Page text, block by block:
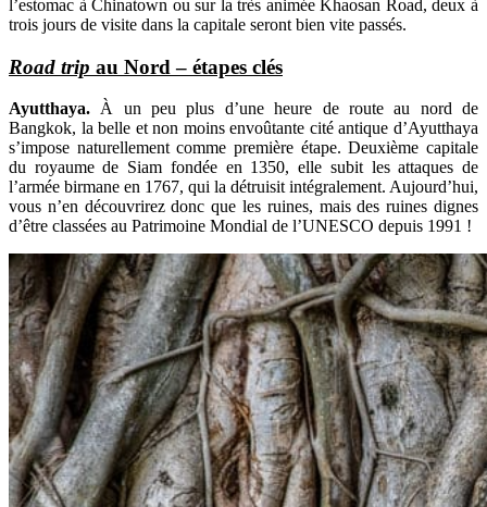
l’estomac à Chinatown ou sur la très animée Khaosan Road, deux à
trois jours de visite dans la capitale seront bien vite passés.
Road trip au Nord – étapes clés
Ayutthaya. À un peu plus d’une heure de route au nord de
Bangkok, la belle et non moins envoûtante cité antique d’Ayutthaya
s’impose naturellement comme première étape. Deuxième capitale
du royaume de Siam fondée en 1350, elle subit les attaques de
l’armée birmane en 1767, qui la détruisit intégralement. Aujourd’hui,
vous n’en découvrirez donc que les ruines, mais des ruines dignes
d’être classées au Patrimoine Mondial de l’UNESCO depuis 1991 !